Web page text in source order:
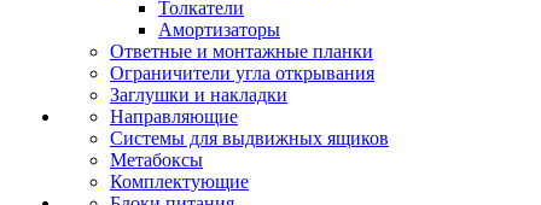
Толкатели
Амортизаторы
Ответные и монтажные планки
Ограничители угла открывания
Заглушки и накладки
Направляющие
Системы для выдвижных ящиков
Метабоксы
Комплектующие